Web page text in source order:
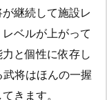
継続して施設レ
ベルが上がって
と個性に依存し
将はほんの一握
きます。